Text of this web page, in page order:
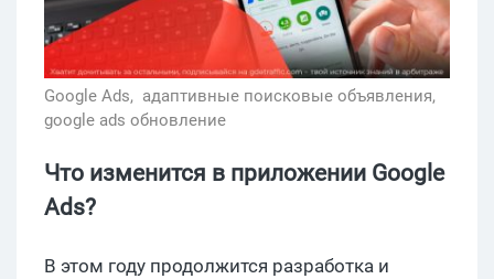
Google Ads, адаптивные поисковые объявления,
google ads обновление
Что изменится в приложении Google
Ads?
В этом году продолжится разработка и